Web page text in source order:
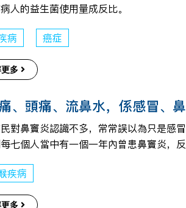
人的益生菌使用量成反比。
病 癌症
多
、頭痛、流鼻水，係感冒、
對鼻竇炎認識不多，常常誤以為只是感
七個人當中有一個一年內曾患鼻竇炎，
疾病
多